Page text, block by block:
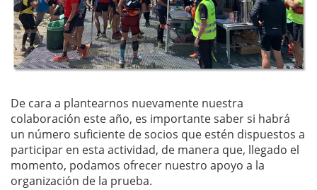
De cara a plantearnos nuevamente nuestra
colaboración este año, es importante saber si habrá
un número suficiente de socios que estén dispuestos a
participar en esta actividad, de manera que, llegado el
momento, podamos ofrecer nuestro apoyo a la
organización de la prueba.